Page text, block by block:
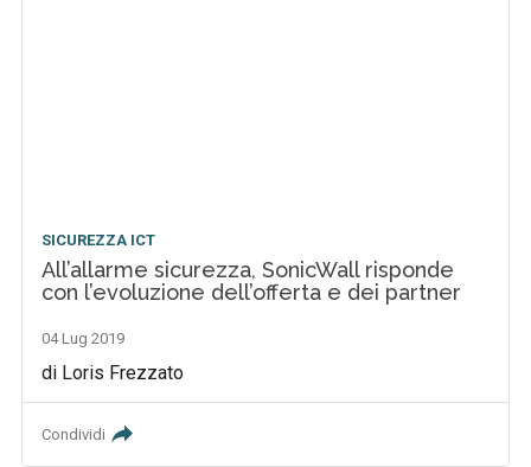
SICUREZZA ICT
All’allarme sicurezza, SonicWall risponde
con l’evoluzione dell’offerta e dei partner
04 Lug 2019
di Loris Frezzato
Condividi